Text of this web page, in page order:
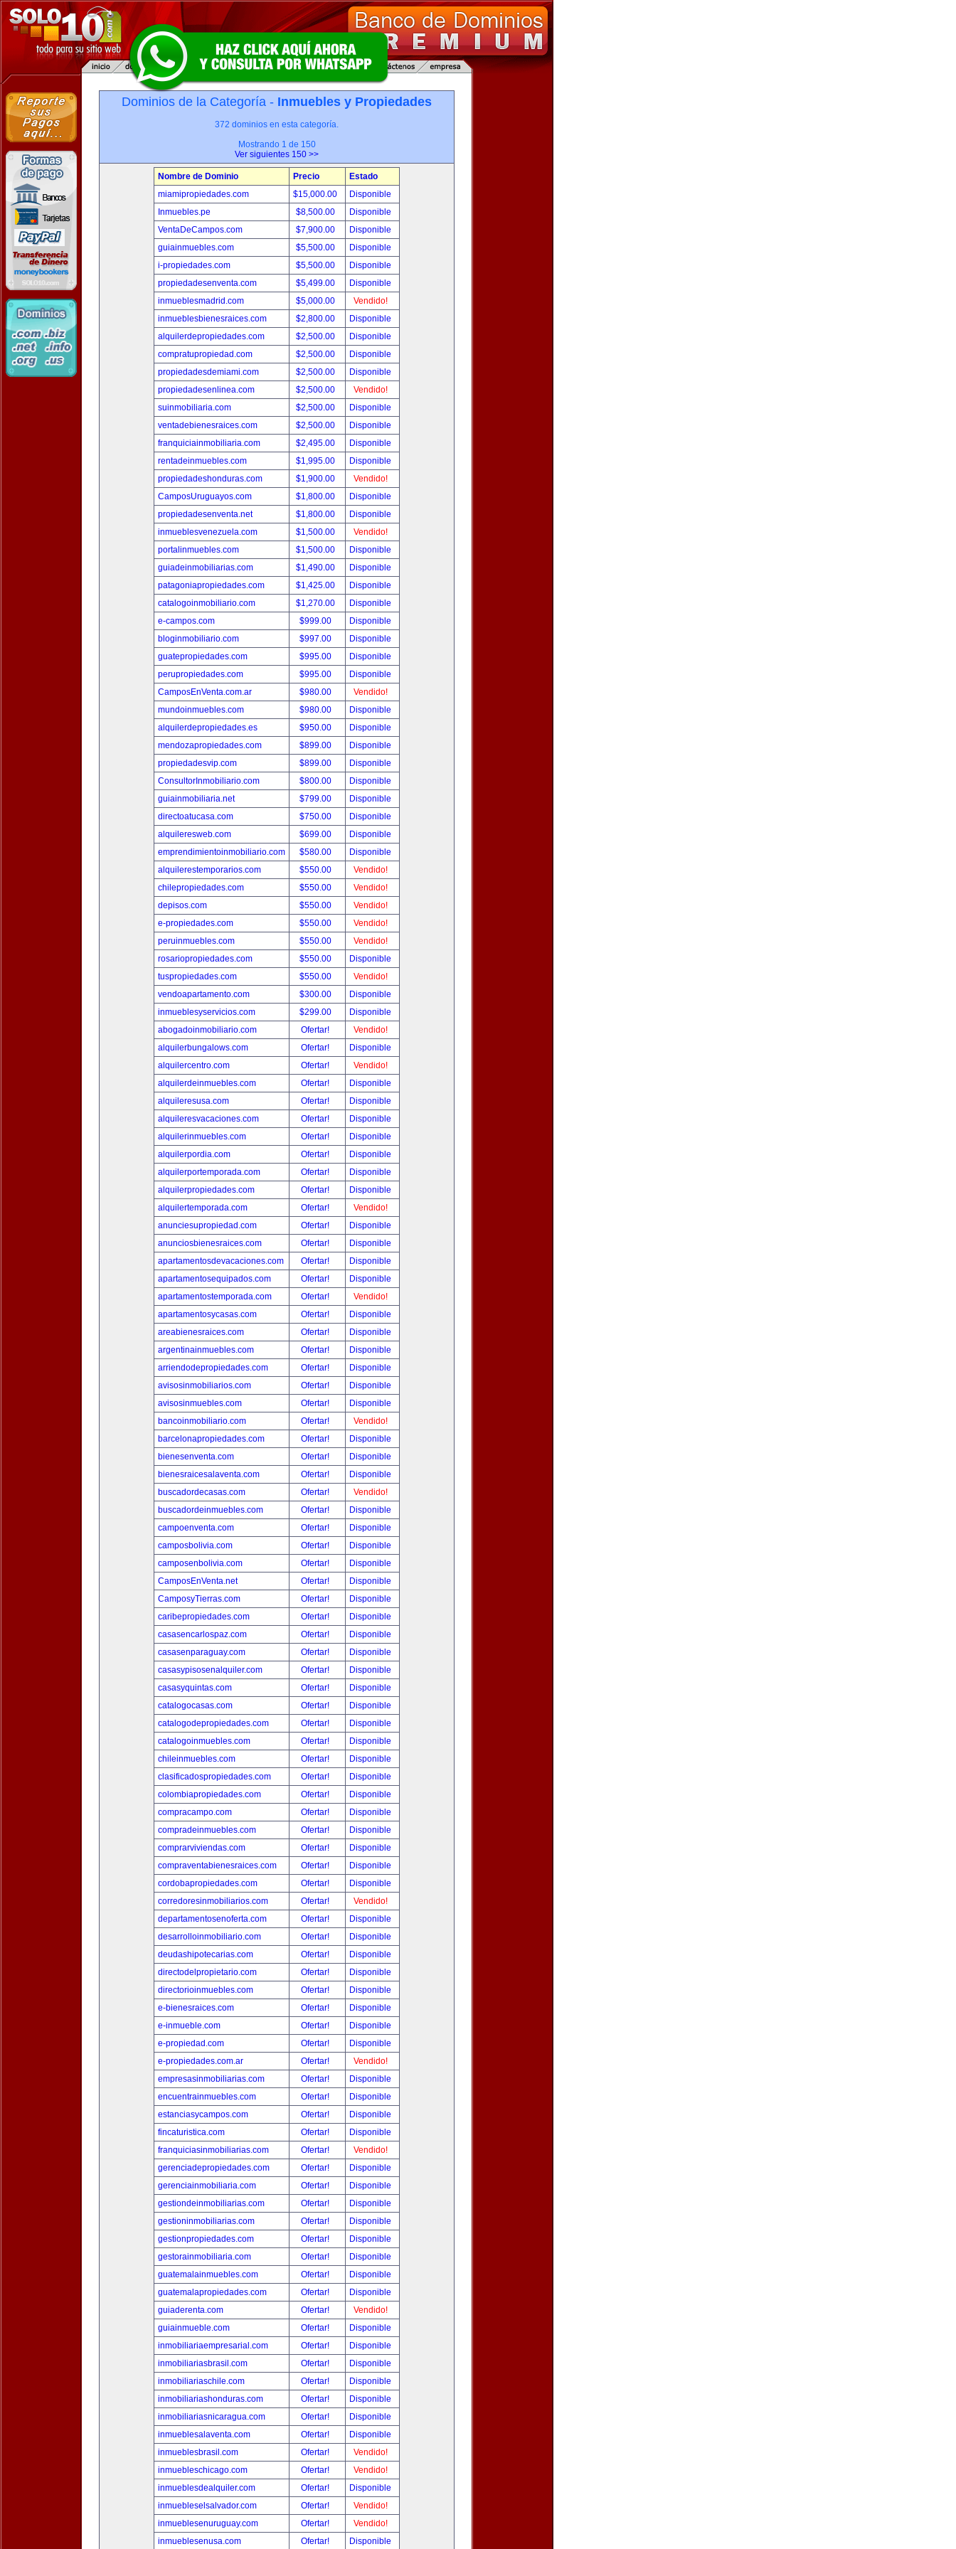
Dominios de la Categoría - Inmuebles y Propiedades
372 dominios en esta categoría.
Mostrando 1 de 150
Ver siguientes 150 >>
Nombre de Dominio Precio
Estado
miamipropiedades.com
$15,000.00
Disponible
Inmuebles.pe
$8,500.00
Disponible
VentaDeCampos.com
$7,900.00
Disponible
guiainmuebles.com
$5,500.00
Disponible
i-propiedades.com
$5,500.00
Disponible
propiedadesenventa.com
$5,499.00
Disponible
inmueblesmadrid.com
$5,000.00
Vendido!
inmueblesbienesraices.com
$2,800.00
Disponible
alquilerdepropiedades.com
$2,500.00
Disponible
compratupropiedad.com
$2,500.00
Disponible
propiedadesdemiami.com
$2,500.00
Disponible
propiedadesenlinea.com
$2,500.00
Vendido!
suinmobiliaria.com
$2,500.00
Disponible
ventadebienesraices.com
$2,500.00
Disponible
franquiciainmobiliaria.com
$2,495.00
Disponible
rentadeinmuebles.com
$1,995.00
Disponible
propiedadeshonduras.com
$1,900.00
Vendido!
CamposUruguayos.com
$1,800.00
Disponible
propiedadesenventa.net
$1,800.00
Disponible
inmueblesvenezuela.com
$1,500.00
Vendido!
portalinmuebles.com
$1,500.00
Disponible
guiadeinmobiliarias.com
$1,490.00
Disponible
patagoniapropiedades.com
$1,425.00
Disponible
catalogoinmobiliario.com
$1,270.00
Disponible
e-campos.com
$999.00
Disponible
bloginmobiliario.com
$997.00
Disponible
guatepropiedades.com
$995.00
Disponible
perupropiedades.com
$995.00
Disponible
CamposEnVenta.com.ar
$980.00
Vendido!
mundoinmuebles.com
$980.00
Disponible
alquilerdepropiedades.es
$950.00
Disponible
mendozapropiedades.com
$899.00
Disponible
propiedadesvip.com
$899.00
Disponible
ConsultorInmobiliario.com
$800.00
Disponible
guiainmobiliaria.net
$799.00
Disponible
directoatucasa.com
$750.00
Disponible
alquileresweb.com
$699.00
Disponible
emprendimientoinmobiliario.com
$580.00
Disponible
alquilerestemporarios.com
$550.00
Vendido!
chilepropiedades.com
$550.00
Vendido!
depisos.com
$550.00
Vendido!
e-propiedades.com
$550.00
Vendido!
peruinmuebles.com
$550.00
Vendido!
rosariopropiedades.com
$550.00
Disponible
tuspropiedades.com
$550.00
Vendido!
vendoapartamento.com
$300.00
Disponible
inmueblesyservicios.com
$299.00
Disponible
abogadoinmobiliario.com
Ofertar!
Vendido!
alquilerbungalows.com
Ofertar!
Disponible
alquilercentro.com
Ofertar!
Vendido!
alquilerdeinmuebles.com
Ofertar!
Disponible
alquileresusa.com
Ofertar!
Disponible
alquileresvacaciones.com
Ofertar!
Disponible
alquilerinmuebles.com
Ofertar!
Disponible
alquilerpordia.com
Ofertar!
Disponible
alquilerportemporada.com
Ofertar!
Disponible
alquilerpropiedades.com
Ofertar!
Disponible
alquilertemporada.com
Ofertar!
Vendido!
anunciesupropiedad.com
Ofertar!
Disponible
anunciosbienesraices.com
Ofertar!
Disponible
apartamentosdevacaciones.com
Ofertar!
Disponible
apartamentosequipados.com
Ofertar!
Disponible
apartamentostemporada.com
Ofertar!
Vendido!
apartamentosycasas.com
Ofertar!
Disponible
areabienesraices.com
Ofertar!
Disponible
argentinainmuebles.com
Ofertar!
Disponible
arriendodepropiedades.com
Ofertar!
Disponible
avisosinmobiliarios.com
Ofertar!
Disponible
avisosinmuebles.com
Ofertar!
Disponible
bancoinmobiliario.com
Ofertar!
Vendido!
barcelonapropiedades.com
Ofertar!
Disponible
bienesenventa.com
Ofertar!
Disponible
bienesraicesalaventa.com
Ofertar!
Disponible
buscadordecasas.com
Ofertar!
Vendido!
buscadordeinmuebles.com
Ofertar!
Disponible
campoenventa.com
Ofertar!
Disponible
camposbolivia.com
Ofertar!
Disponible
camposenbolivia.com
Ofertar!
Disponible
CamposEnVenta.net
Ofertar!
Disponible
CamposyTierras.com
Ofertar!
Disponible
caribepropiedades.com
Ofertar!
Disponible
casasencarlospaz.com
Ofertar!
Disponible
casasenparaguay.com
Ofertar!
Disponible
casasypisosenalquiler.com
Ofertar!
Disponible
casasyquintas.com
Ofertar!
Disponible
catalogocasas.com
Ofertar!
Disponible
catalogodepropiedades.com
Ofertar!
Disponible
catalogoinmuebles.com
Ofertar!
Disponible
chileinmuebles.com
Ofertar!
Disponible
clasificadospropiedades.com
Ofertar!
Disponible
colombiapropiedades.com
Ofertar!
Disponible
compracampo.com
Ofertar!
Disponible
compradeinmuebles.com
Ofertar!
Disponible
comprarviviendas.com
Ofertar!
Disponible
compraventabienesraices.com
Ofertar!
Disponible
cordobapropiedades.com
Ofertar!
Disponible
corredoresinmobiliarios.com
Ofertar!
Vendido!
departamentosenoferta.com
Ofertar!
Disponible
desarrolloinmobiliario.com
Ofertar!
Disponible
deudashipotecarias.com
Ofertar!
Disponible
directodelpropietario.com
Ofertar!
Disponible
directorioinmuebles.com
Ofertar!
Disponible
e-bienesraices.com
Ofertar!
Disponible
e-inmueble.com
Ofertar!
Disponible
e-propiedad.com
Ofertar!
Disponible
e-propiedades.com.ar
Ofertar!
Vendido!
empresasinmobiliarias.com
Ofertar!
Disponible
encuentrainmuebles.com
Ofertar!
Disponible
estanciasycampos.com
Ofertar!
Disponible
fincaturistica.com
Ofertar!
Disponible
franquiciasinmobiliarias.com
Ofertar!
Vendido!
gerenciadepropiedades.com
Ofertar!
Disponible
gerenciainmobiliaria.com
Ofertar!
Disponible
gestiondeinmobiliarias.com
Ofertar!
Disponible
gestioninmobiliarias.com
Ofertar!
Disponible
gestionpropiedades.com
Ofertar!
Disponible
gestorainmobiliaria.com
Ofertar!
Disponible
guatemalainmuebles.com
Ofertar!
Disponible
guatemalapropiedades.com
Ofertar!
Disponible
guiaderenta.com
Ofertar!
Vendido!
guiainmueble.com
Ofertar!
Disponible
inmobiliariaempresarial.com
Ofertar!
Disponible
inmobiliariasbrasil.com
Ofertar!
Disponible
inmobiliariaschile.com
Ofertar!
Disponible
inmobiliariashonduras.com
Ofertar!
Disponible
inmobiliariasnicaragua.com
Ofertar!
Disponible
inmueblesalaventa.com
Ofertar!
Disponible
inmueblesbrasil.com
Ofertar!
Vendido!
inmuebleschicago.com
Ofertar!
Vendido!
inmueblesdealquiler.com
Ofertar!
Disponible
inmuebleselsalvador.com
Ofertar!
Vendido!
inmueblesenuruguay.com
Ofertar!
Vendido!
inmueblesenusa.com
Ofertar! Disponible